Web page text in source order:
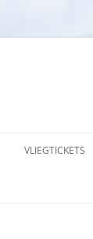
VLIEGTICKETS